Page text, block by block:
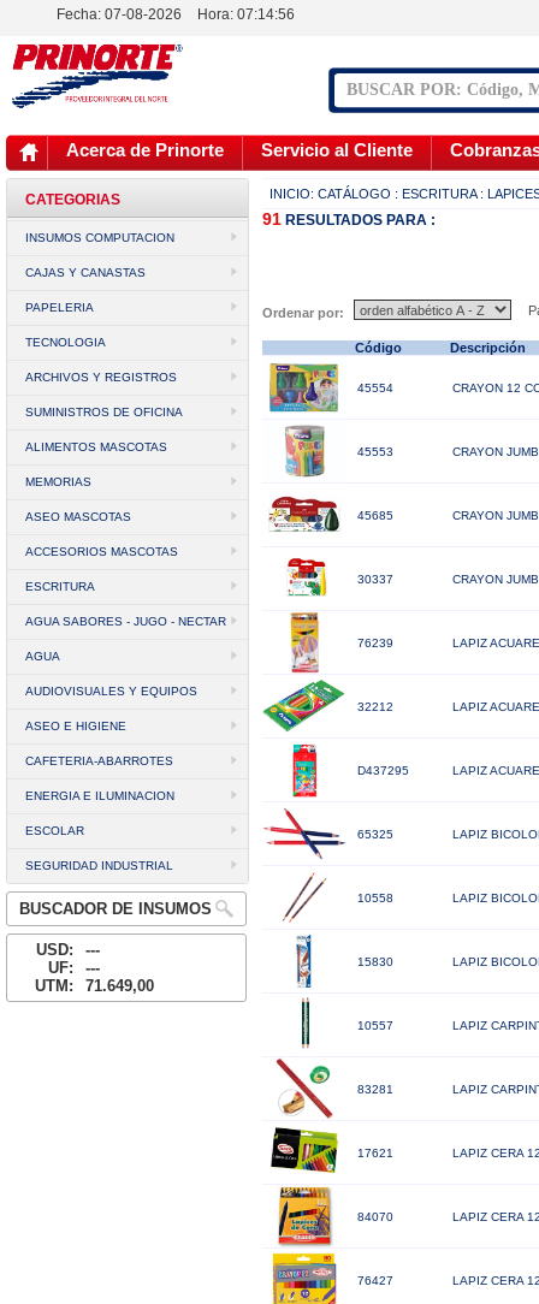
Fecha: 07-08-2026 Hora: 07:14:57
Acerca de Prinorte Servicio al Cliente
CATEGORIAS
INSUMOS COMPUTACION
CAJAS Y CANASTAS
PAPELERIA
TECNOLOGIA
ARCHIVOS Y REGISTROS
SUMINISTROS DE OFICINA
ALIMENTOS MASCOTAS
MEMORIAS
ASEO MASCOTAS
ACCESORIOS MASCOTAS
ESCRITURA
AGUA SABORES - JUGO - NECTAR
AGUA
AUDIOVISUALES Y EQUIPOS
ASEO E HIGIENE
CAFETERIA-ABARROTES
ENERGIA E ILUMINACION
ESCOLAR
SEGURIDAD INDUSTRIAL
BUSCADOR DE INSUMOS
USD:
---
UF:
---
UTM:
71.649,00
INICIO: CATÁLOGO : ESCRITURA :
91 RESULTADOS PARA :
Ordenar por:
Código Descripción
45554 CRAYON 12
45553 CRAYON
45685 CRAYON
30337 CRAYON
76239 LAPIZ
32212 LAPIZ
D437295 LAPIZ
65325 LAPIZ
10558 LAPIZ
15830 LAPIZ
10557 LAPIZ
83281 LAPIZ
17621 LAPIZ CERA
84070 LAPIZ CERA
76427 LAPIZ CERA